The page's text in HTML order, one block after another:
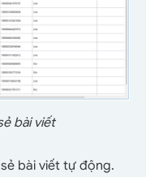
bài viết
bài viết tự động.